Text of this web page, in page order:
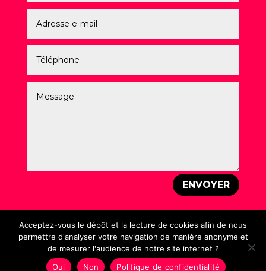
ENVOYER
Mentions légales–Politique de Confidentialité
Création : Laurent PEREZ – © Un Vrai Graphiste – 2026
Acceptez-vous le dépôt et la lecture de cookies afin de nous
permettre d'analyser votre navigation de manière anonyme et
de mesurer l'audience de notre site internet ?
Oui
Non Politique de confidentialité